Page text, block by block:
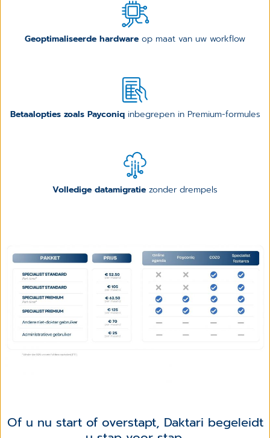
Geoptimaliseerde hardware op maat van uw workflow
Betaalopties zoals Payconiqinbegrepen in Premium-formules
Volledige datamigratie zonder drempels
Of u nu start of overstapt, Daktari begeleidt